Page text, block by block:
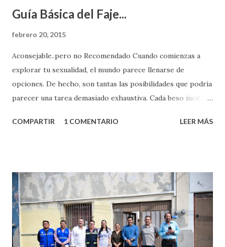
Guía Básica del Faje...
febrero 20, 2015
Aconsejable..pero no Recomendado Cuando comienzas a
explorar tu sexualidad, el mundo parece llenarse de
opciones. De hecho, son tantas las posibilidades que podría
parecer una tarea demasiado exhaustiva. Cada beso incita
partes de ti que jamás hubieras imaginado. El problema es
conoces ni la mitad de lo que deberías saber. Pero incluso
quienes ya han tenido relaciones sexuales no son expertos
o expertas en el tema. Siempre hay algo nuevo que
aprender y nuevas experiencias que conocer. Si eres una
chica y aún no has tenido relaciones sexuales, tal vez
COMPARTIR 1 COMENTARIO LEER MÁS